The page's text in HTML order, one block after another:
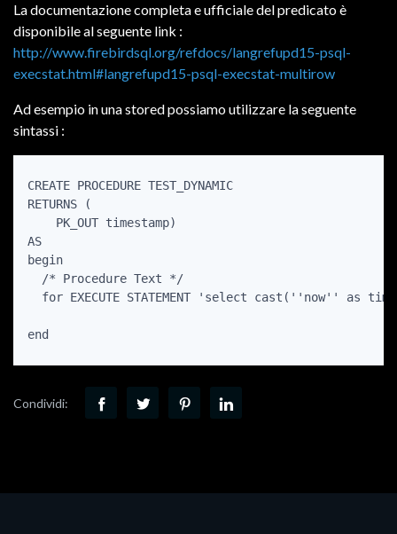
La documentazione completa e ufficiale del predicato è
disponibile al seguente link :
http://www.firebirdsql.org/refdocs/langrefupd15-psql-
execstat.html#langrefupd15-psql-execstat-multirow
Ad esempio in una stored possiamo utilizzare la seguente
sintassi :
CREATE PROCEDURE TEST_DYNAMIC
RETURNS (
    PK_OUT timestamp)
AS
begin
  /* Procedure Text */
for EXECUTE STATEMENT 'select cast(''now'' as
Condividi: